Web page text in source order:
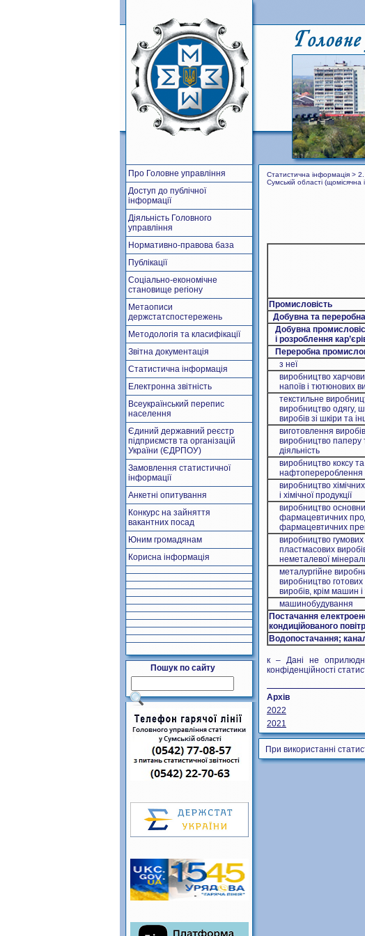
Про Головне управління
Доступ до публічної
інформації
Діяльність Головного
управління
Нормативно-правова база
Публікації
Соціально-економічне
становище регіону
Метаописи
держстатспостережень
Методологія та класифікації
Звітна документація
Статистична інформація
Електронна звітність
Всеукраїнський перепис
населення
Єдиний державний реєстр
підприємств та організацій
України (ЄДРПОУ)
Замовлення статистичної
інформації
Анкетні опитування
Конкурс на зайняття
вакантних посад
Юним громадянам
Корисна інформація
Пошук по сайту
Статистична інформація >
Сумській області (щомісячна
Промисловість
Добувна та
Добувна
і розроблення
Переробна
з неї
виробництво
напоїв і тютюнових
текстильне
виробництво одягу,
виробів зі шкіри та
виготовлення
виробництво паперу
діяльність
виробництво коксу та
нафтоперероблення
виробництво
і хімічної продукції
виробництво
фармацевтичних
фармацевтичних
виробництво гумових
пластмасових
неметалевої
металургійне
виробництво готових
виробів, крім машин і
машинобудування
Постачання
кондиційованого
Водопостачання;
к – Дані не
конфіденційності
Архів
2022
2021
При використанні